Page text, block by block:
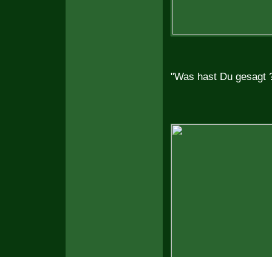
"Was hast Du gesagt